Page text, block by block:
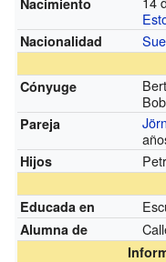
Nacionalidad
Cónyuge
Pareja
Hijos
Educada en
Alumna de